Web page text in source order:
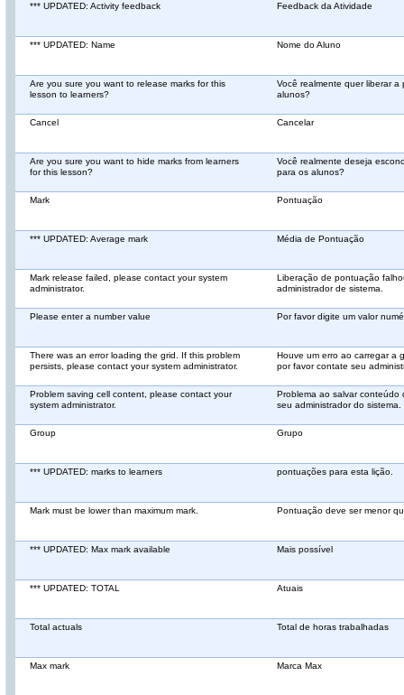
*** UPDATED: Activity feedback Feedback da Atividade
*** UPDATED: Name Nome do Aluno
Are you sure you want to release marks for this
lesson to learners?
Você realmente quer liberar
alunos?
Cancel Cancelar
Are you sure you want to hide marks from learners
for this lesson?
Você realmente deseja
para os alunos?
Mark Pontuação
*** UPDATED: Average mark Média de Pontuação
Mark release failed, please contact your system
administrator.
Liberação de pontuação
administrador de sistema.
Please enter a number value Por favor digite um valor
There was an error loading the grid. If this problem
persists, please contact your system administrator.
Houve um erro ao carregar a
por favor contate seu
Problem saving cell content, please contact your
system administrator.
Problema ao salvar conteúdo
seu administrador do sistema.
Group Grupo
*** UPDATED: marks to learners pontuações para esta lição.
Mark must be lower than maximum mark. Pontuação deve ser menor
*** UPDATED: Max mark available Mais possível
*** UPDATED: TOTAL Atuais
Total actuals Total de horas trabalhadas
Max mark Marca Max